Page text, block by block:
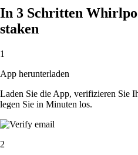
In 3 Schritten
staken
1
App herunterladen
Laden Sie die App, verifizieren Sie
legen Sie in Minuten los.
2